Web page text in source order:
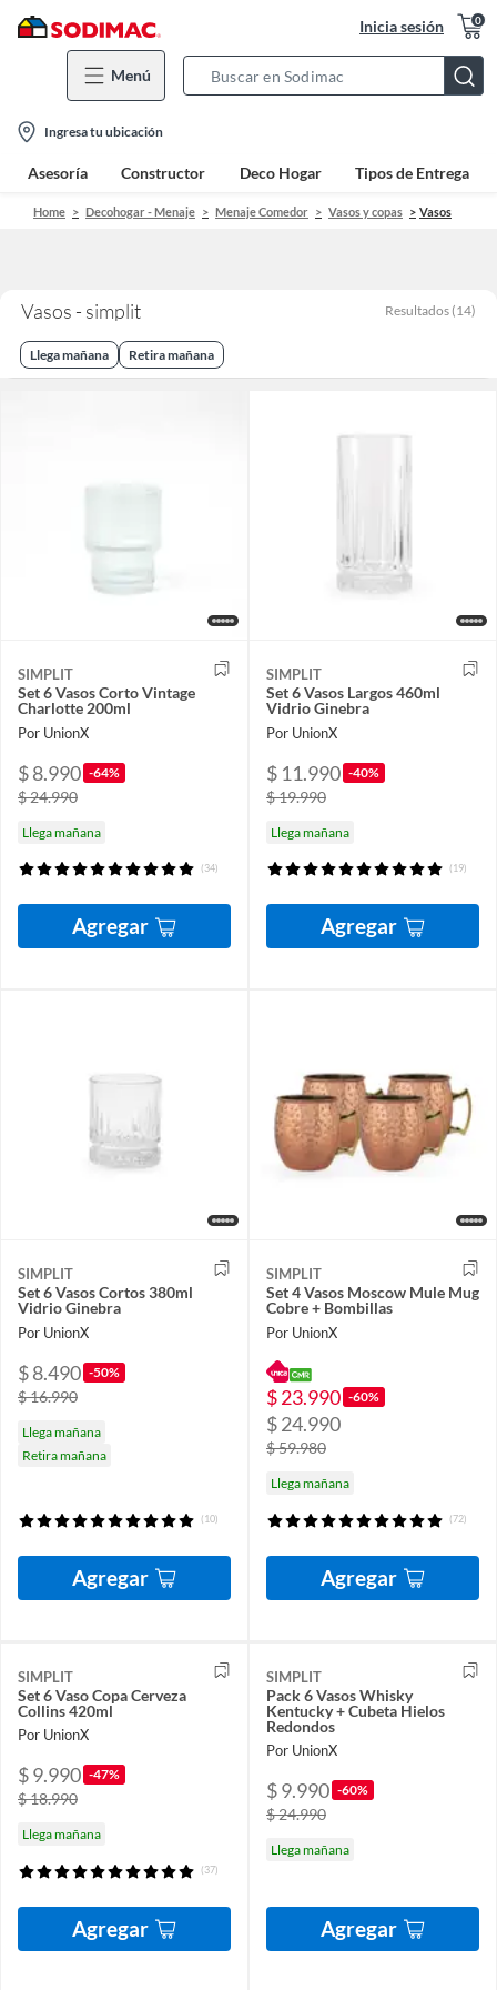
Inicia sesión 0
Menú
Bar
location-
icon
Ingresa tu ubicación
Asesoría Constructor Deco Hogar Tipos de Entrega
Home Decohogar - Menaje Menaje Comedor Vasos y copas Vasos
Vasos - simplit Resultados (14)
Llega mañana Retira mañana
SIMPLIT
Set 6 Vasos Corto Vintage
Charlotte 200ml
Por UnionX
$ 8.990 -64%
$ 24.990
Llega mañana
(34)
Agregar
SIMPLIT
Set 6 Vasos Largos 460ml
Vidrio Ginebra
Por UnionX
$ 11.990 -40%
$ 19.990
Llega mañana
(19)
Agregar
SIMPLIT
Set 6 Vasos Cortos 380ml
Vidrio Ginebra
Por UnionX
$ 8.490 -50%
$ 16.990
Llega mañana
Retira mañana
(10)
Agregar
SIMPLIT
Set 4 Vasos Moscow Mule Mug
Cobre + Bombillas
Por UnionX
$ 23.990 -60%
$ 24.990
$ 59.980
Llega mañana
(72)
Agregar
SIMPLIT
Set 6 Vaso Copa Cerveza
Collins 420ml
Por UnionX
$ 9.990 -47%
$ 18.990
Llega mañana
(37)
Agregar
SIMPLIT
Pack 6 Vasos Whisky
Kentucky + Cubeta Hielos
Redondos
Por UnionX
$ 9.990 -60%
$ 24.990
Llega mañana
Agregar